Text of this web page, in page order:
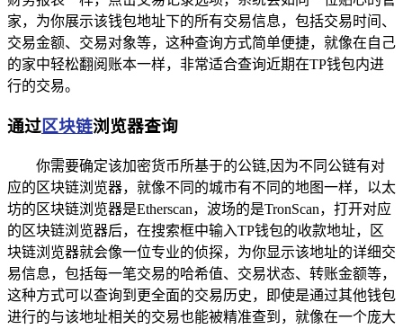
家，为你展示该钱包地址下的所有交易信息，包括交易时间、
交易金额、交易对象等，这种查询方式简单便捷，就像在自己
的家中轻松翻阅账本一样，非常适合查询近期在TP钱包内进
行的交易。
通过区块链浏览器查询
你需要确定该加密货币所基于的公链,因为不同公链有对
应的区块链浏览器，就像不同的城市有不同的地图一样，以太
坊的区块链浏览器是Etherscan，波场的是TronScan，打开对应
的区块链浏览器后，在搜索框中输入TP钱包的收款地址，区
块链浏览器就会像一位专业的侦探，为你显示该地址的详细交
易信息，包括每一笔交易的哈希值、交易状态、转账金额等，
这种方式可以查询到更全面的交易历史，即使是通过其他钱包
进行的与该地址相关的交易也能被精准查到，就像在一个庞大